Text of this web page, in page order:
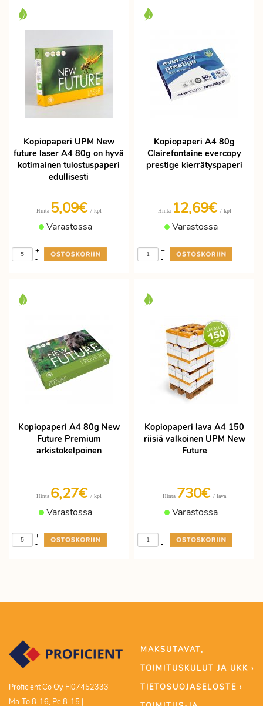
Kopiopaperi UPM New
future laser A4 80g on hyvä
kotimainen tulostuspaperi
edullisesti
Hinta 5,09€ / kpl
Varastossa
-
+
Kopiopaperi A4 80g
Clairefontaine evercopy
prestige kierrätyspaperi
Hinta 12,69€ / kpl
Varastossa
-
+
Kopiopaperi A4 80g New
Future Premium
arkistokelpoinen
Hinta 6,27€ / kpl
Varastossa
-
+
Kopiopaperi lava A4 150
riisiä valkoinen UPM New
Future
Hinta 730€ / lava
Varastossa
-
+
Proficient Co Oy FI07452333
Ma-To 8-16, Pe 8-15 |
MAKSUTAVAT,
TOIMITUSKULUT JA UKK ›
TIETOSUOJASELOSTE ›